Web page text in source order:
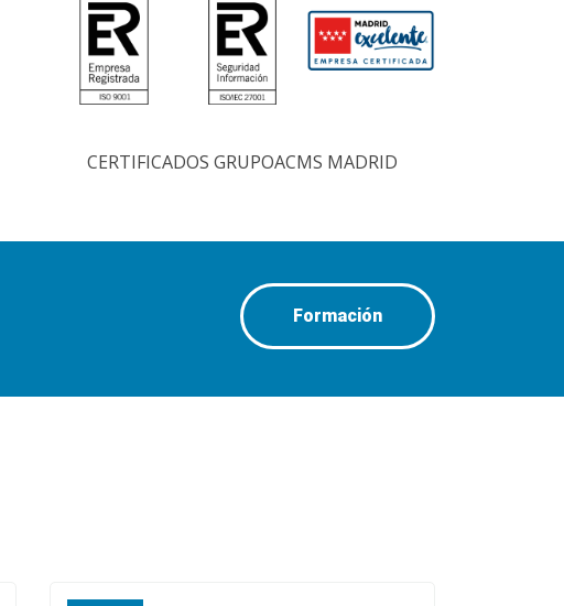
CERTIFICADOS GRUPOACMS MADRID
Formación